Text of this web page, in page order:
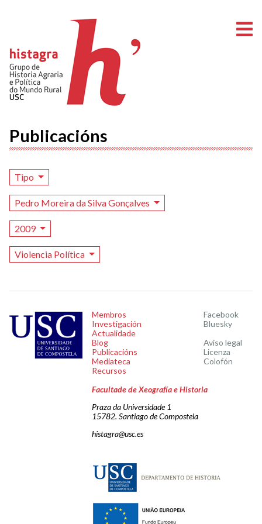
Publicacións
Tipo
Pedro Moreira da Silva Gonçalves
2009
Violencia Política
Membros
Investigación
Actualidade
Blog
Publicacións
Mediateca
Recursos
Facebook
Bluesky
Aviso legal
Licenza
Colofón
Facultade de Xeografía e Historia
Praza da Universidade 1
15782. Santiago de Compostela
histagra@usc.es